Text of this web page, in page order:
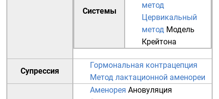
Системы
метод
Цервикальный
метод Модель
Крейтона
Супрессия
Гормональная контрацепция
Метод лактационной аменореи
Аменорея Ановуляция